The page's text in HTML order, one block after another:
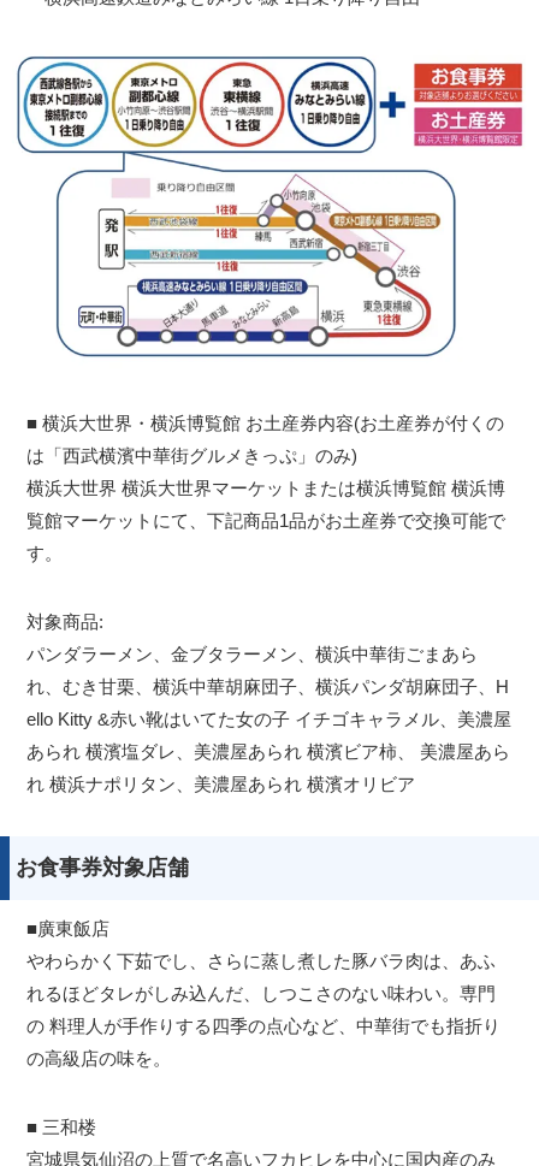
■ 横浜大世界・横浜博覧館 お土産券内容(お土産券が付くの
は「西武横濱中華街グルメきっぷ」のみ)
横浜大世界 横浜大世界マーケットまたは横浜博覧館 横浜博
覧館マーケットにて、下記商品1品がお土産券で交換可能で
す。
対象商品:
パンダラーメン、金ブタラーメン、横浜中華街ごまあら
れ、むき甘栗、横浜中華胡麻団子、横浜パンダ胡麻団子、H
ello Kitty &赤い靴はいてた女の子 イチゴキャラメル、美濃屋
あられ 横濱塩ダレ、美濃屋あられ 横濱ビア柿、 美濃屋あら
れ 横浜ナポリタン、美濃屋あられ 横濱オリビア
お食事券対象店舗
■廣東飯店
やわらかく下茹でし、さらに蒸し煮した豚バラ肉は、あふ
れるほどタレがしみ込んだ、しつこさのない味わい。専門
の 料理人が手作りする四季の点心など、中華街でも指折り
の高級店の味を。
■ 三和楼
宮城県気仙沼の上質で名高いフカヒレを中心に国内産のみ